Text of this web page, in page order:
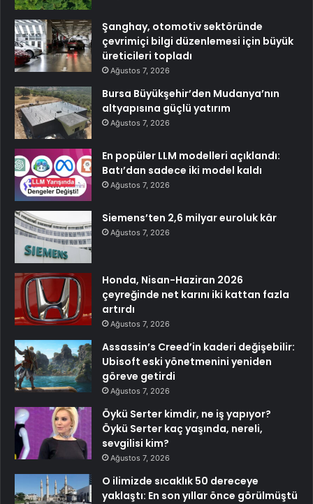
Şanghay, otomotiv sektöründe
çevrimiçi bilgi düzenlemesi için büyük
üreticileri topladı
Ağustos 7, 2026
Bursa Büyükşehir’den Mudanya’nın
altyapısına güçlü yatırım
Ağustos 7, 2026
En popüler LLM modelleri açıklandı:
Batı’dan sadece iki model kaldı
Ağustos 7, 2026
Siemens’ten 2,6 milyar euroluk kâr
Ağustos 7, 2026
Honda, Nisan-Haziran 2026
çeyreğinde net karını iki kattan fazla
artırdı
Ağustos 7, 2026
Assassin’s Creed’in kaderi değişebilir:
Ubisoft eski yönetmenini yeniden
göreve getirdi
Ağustos 7, 2026
Öykü Serter kimdir, ne iş yapıyor?
Öykü Serter kaç yaşında, nereli,
sevgilisi kim?
Ağustos 7, 2026
O ilimizde sıcaklık 50 dereceye
yaklaştı: En son yıllar önce görülmüştü